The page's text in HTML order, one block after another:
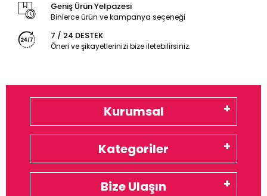
Geniş Ürün Yelpazesi
Binlerce ürün ve kampanya seçeneği
7 / 24 DESTEK
Öneri ve şikayetlerinizi bize iletebilirsiniz.
Kurumsal
Kategoriler
Bize Ulaşın